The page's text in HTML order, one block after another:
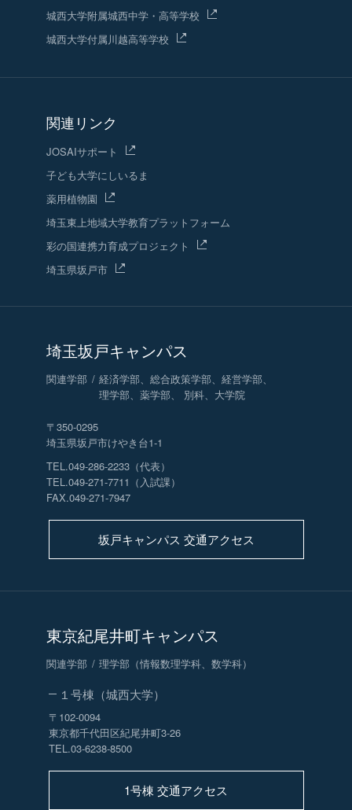
城西大学附属城西中学・高等学校
城西大学付属川越高等学校
関連リンク
JOSAIサポート
子ども大学にしいるま
薬用植物園
埼玉東上地域大学教育プラットフォーム
彩の国連携力育成プロジェクト
埼玉県坂戸市
埼玉坂戸キャンパス
関連学部
経済学部、総合政策学部、経営学部、
理学部、薬学部、 別科、大学院
〒350-0295
埼玉県坂戸市けやき台1-1
TEL.049-286-2233（代表）
TEL.049-271-7711（入試課）
FAX.049-271-7947
坂戸キャンパス 交通アクセス
東京紀尾井町キャンパス
関連学部 理学部（情報数理学科、数学科）
１号棟（城西大学）
〒102-0094
東京都千代田区紀尾井町3-26
TEL.03-6238-8500
1号棟 交通アクセス